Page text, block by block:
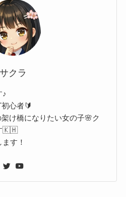
サクラ
♪
心者🔰
け橋になりたい女の子🌸ク
🇰🇭
す！